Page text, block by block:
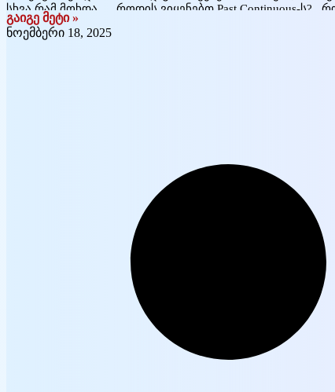
სხვა რამ მოხდა. როდის ვიყენებთ Past Continuous-ს?
წარსულში კონკრეტულ დროს: მაგ: I was reading a book at 8
გაიგე მეტი »
ნოემბერი 18, 2025